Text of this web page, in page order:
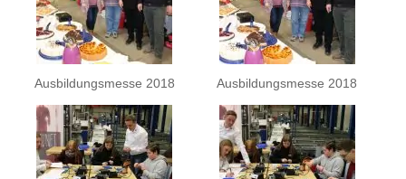
Ausbildungsmesse 2018 Ausbildungsmesse 2018